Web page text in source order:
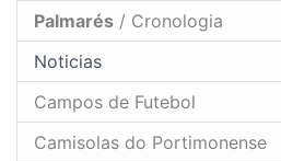
Palmarés / Cronologia
Noticias
Campos de Futebol
Camisolas do Portimonense